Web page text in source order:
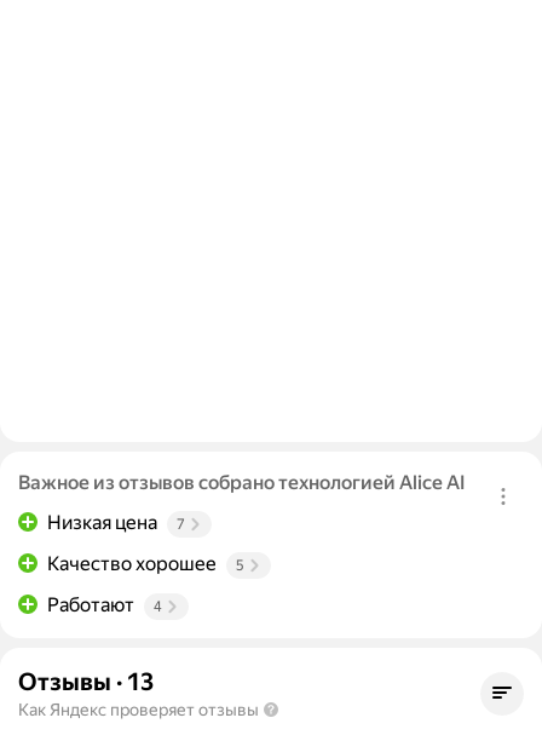
Важное из отзывов собрано технологией Alice AI
Низкая цена
7
Качество хорошее 5
Работают 4
Отзывы · 13
Как Яндекс проверяет отзывы